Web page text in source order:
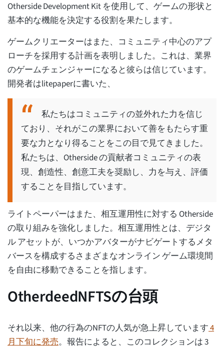
Otherside Development Kit を使用して、ゲームの形状と
基本的な機能を決定する役割を果たします。
ゲームクリエーターはまた、コミュニティ中心のアプ
ローチを採用する計画を表明しました。これは、業界
のゲームチェンジャーになると彼らは信じています。
開発者はlitepaperに書いた、
私たちはコミュニティの並外れた力を信じ
ており、それがこの業界において善をもたらす重
要な力となり得ることをこの目で見てきました。
私たちは、Otherside の貢献者コミュニティの表
現、創造性、創意工夫を奨励し、力を与え、評価
することを目指しています。
ライトペーパーはまた、相互運用性に対する Otherside
の取り組みを強化しました。相互運用性とは、デジタ
ル アセットが、いつかアバターがナビゲートするメタ
バースを構成するさまざまなオンライン ゲーム環境間
を自由に移動できることを指します。
OtherdeedNFTSの台頭
それ以来、他の行為のNFTの人気が急上昇しています4
月下旬に発売。報告によると、このコレクションは 3